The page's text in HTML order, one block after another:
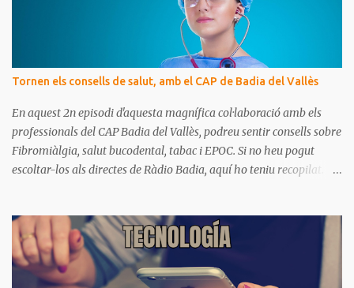
Tornen els consells de salut, amb el CAP de Badia del Vallès
En aquest 2n episodi d'aquesta magnífica col·laboració amb els
professionals del CAP Badia del Vallès, podreu sentir consells sobre
Fibromiàlgia, salut bucodental, tabac i EPOC. Si no heu pogut
escoltar-los als directes de Ràdio Badia, aquí ho teniu recopilat.